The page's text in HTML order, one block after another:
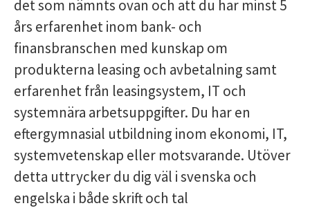
det som nämnts ovan och att du har minst 5
års erfarenhet inom bank- och
finansbranschen med kunskap om
produkterna leasing och avbetalning samt
erfarenhet från leasingsystem, IT och
systemnära arbetsuppgifter. Du har en
eftergymnasial utbildning inom ekonomi, IT,
systemvetenskap eller motsvarande. Utöver
detta uttrycker du dig väl i svenska och
engelska i både skrift och tal